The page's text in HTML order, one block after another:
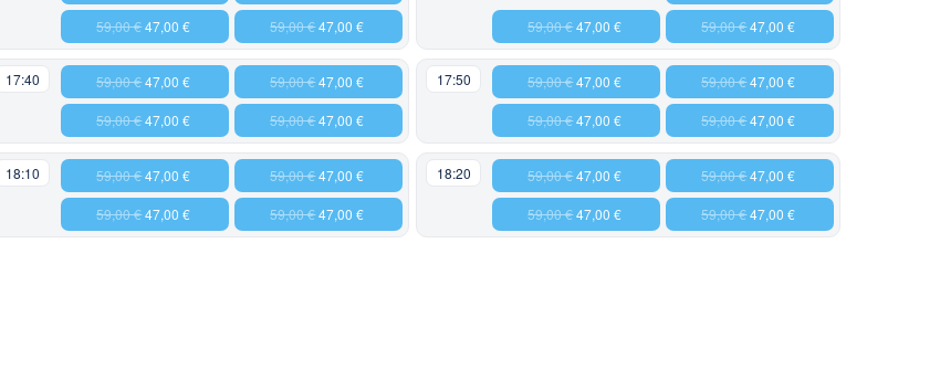
59,00 €47,00 € 59,00 €47,00 € 59,00 €47,00 € 59,00 €47,00 €
17:40 59,00 €47,00 €
59,00 €47,00 €
59,00 €47,00 €
59,00 €47,00 €
17:50 59,00 €47,00 €
59,00 €47,00 €
59,00 €47,00 €
59,00 €47,00 €
18:10 59,00 €47,00 €
59,00 €47,00 €
59,00 €47,00 €
59,00 €47,00 €
18:20 59,00 €47,00 €
59,00 €47,00 €
59,00 €47,00 €
59,00 €47,00 €